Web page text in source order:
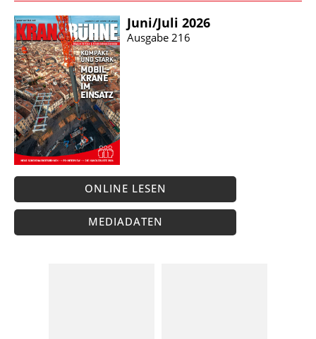
Juni/​Juli 2026
Ausgabe 216
ONLINE LESEN
MEDIADATEN